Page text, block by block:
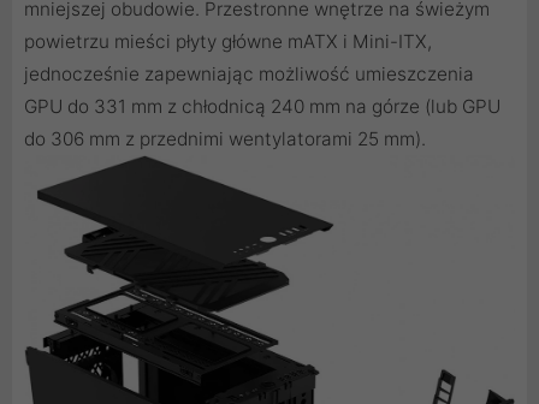
mniejszej obudowie. Przestronne wnętrze na świeżym
powietrzu mieści płyty główne mATX i Mini-ITX,
jednocześnie zapewniając możliwość umieszczenia
GPU do 331 mm z chłodnicą 240 mm na górze (lub GPU
do 306 mm z przednimi wentylatorami 25 mm).